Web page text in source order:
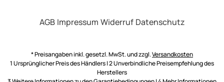
AGB Impressum Widerruf Datenschutz
* Preisangaben inkl. gesetzl. MwSt. und zzgl.Versandkosten
1 Ursprünglicher Preis des Händlers | 2 Unverbindliche Preisempfehlung des
Herstellers